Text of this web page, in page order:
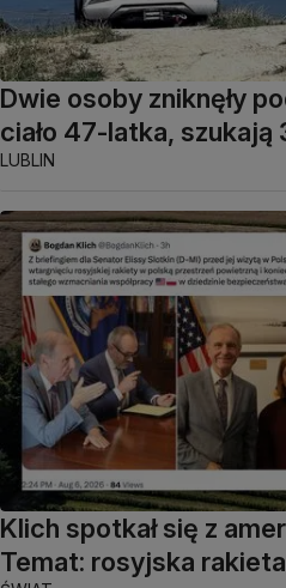
Dwie osoby zniknęły
ciało 47-latka, szukają
LUBLIN
Klich spotkał się z
Temat: rosyjska